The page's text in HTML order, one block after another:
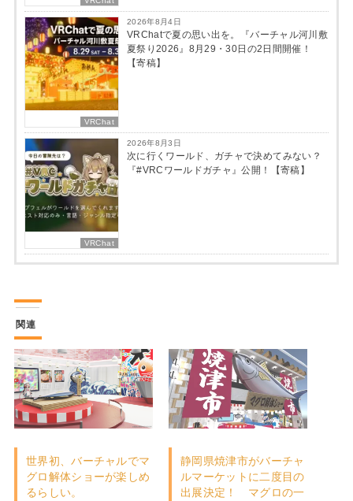
VRChat
2026年8月4日
VRChatで夏の思い出を。『バーチャル河川敷
夏祭り2026』8月29・30日の2日間開催！
【寄稿】
VRChat
2026年8月3日
次に行くワールド、ガチャで決めてみない？
『#VRCワールドガチャ』公開！【寄稿】
関連
世界初、バーチャルでマ
グロ解体ショーが楽しめ
るらしい。
静岡県焼津市がバーチャ
ルマーケットに二度目の
出展決定！ マグロの一